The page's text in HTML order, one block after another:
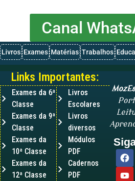
Canal
Livros Exames Matérias Trabalhos
Links Importantes:
Exames da 6ª
Classe
Exames da 9ª
Classe
Exames da
10ª Classe
Exames da
12ª Classe
Livros
Escolares
Livros
diversos
Módulos
PDF
Cadernos
PDF